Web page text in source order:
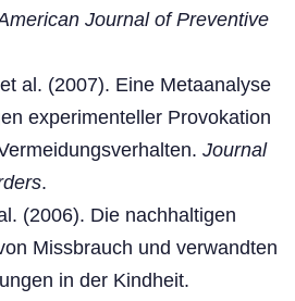
Journal of Preventive
al. (2007). Eine Metaanalyse
experimenteller Provokation
Journal
.
(2006). Die nachhaltigen
Missbrauch und verwandten
in der Kindheit.